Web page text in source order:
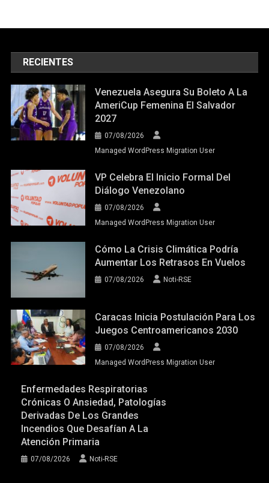
RECIENTES
Venezuela Asegura Su Boleto A La
AmeriCup Femenina El Salvador
2027
07/08/2026
Managed WordPress Migration User
VP Celebra El Inicio Formal Del
Diálogo Venezolano
07/08/2026
Managed WordPress Migration User
Cómo La Crisis Climática Podría
Aumentar Los Retrasos En Vuelos
07/08/2026 Noti-RSE
Caracas Inicia Postulación Para Los
Juegos Centroamericanos 2030
07/08/2026
Managed WordPress Migration User
Enfermedades Respiratorias
Crónicas O Ansiedad, Patologías
Derivadas De Los Grandes
Incendios Que Desafían A La
Atención Primaria
07/08/2026 Noti-RSE